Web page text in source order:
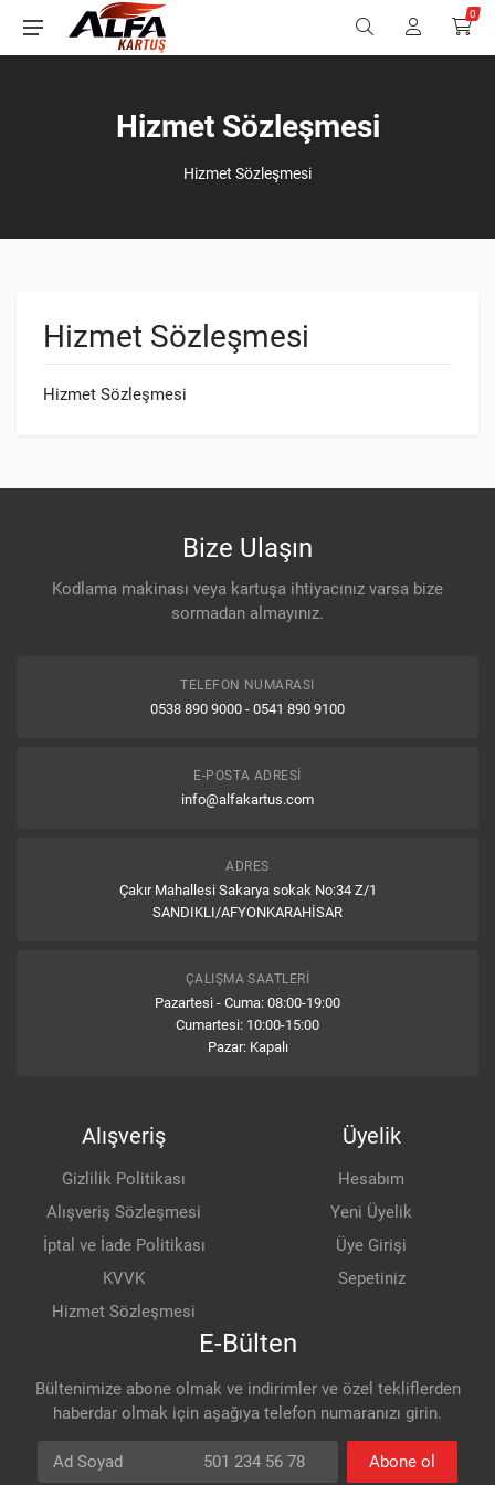
0
Hizmet Sözleşmesi
Hizmet Sözleşmesi
Hizmet Sözleşmesi
Hizmet Sözleşmesi
Bize Ulaşın
Kodlama makinası veya kartuşa ihtiyacınız varsa bize
sormadan almayınız.
TELEFON NUMARASI
0538 890 9000 - 0541 890 9100
E-POSTA ADRESI
info@alfakartus.com
ADRES
Çakır Mahallesi Sakarya sokak No:34 Z/1
SANDIKLI/AFYONKARAHİSAR
ÇALIŞMA SAATLERI
Pazartesi - Cuma: 08:00-19:00
Cumartesi: 10:00-15:00
Pazar: Kapalı
Alışveriş
Gizlilik Politikası
Alışveriş Sözleşmesi
İptal ve İade Politikası
KVVK
Hizmet Sözleşmesi
Üyelik
Hesabım
Yeni Üyelik
Üye Girişi
Sepetiniz
E-Bülten
Bültenimize abone olmak ve indirimler ve özel tekliflerden
haberdar olmak için aşağıya telefon numaranızı girin.
Ad Soyad
Telefon numarası Abone ol